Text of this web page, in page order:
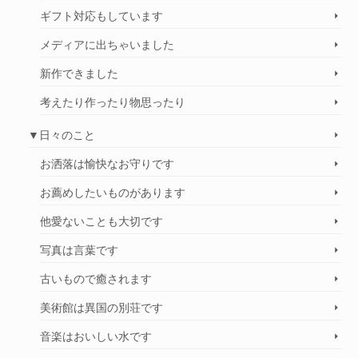
ギフト対応もしています
メディアに出ちゃいました
新作できました
考えたり作ったり物思ったり
▼日々のこと
お洒落は愉快なお守りです
お薦めしたいものがあります
他愛ないことも大切です
写真は言葉です
古いもので癒されます
美術館は異国の別荘です
音楽はおいしい水です